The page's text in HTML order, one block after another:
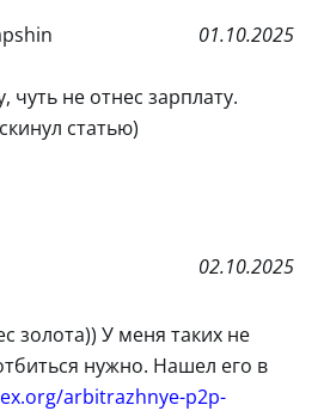
01.10.2025
чуть не отнес зарплату.
статью)
02.10.2025
золота)) У меня таких не
нужно. Нашел его в
arbitrazhnye-p2p-